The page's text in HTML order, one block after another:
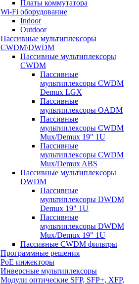
Платы коммутатора
Wi-Fi оборудование
Indoor
Outdoor
Пассивные мультиплексоры
CWDM\DWDM
Пассивные мультиплексоры
CWDM
Пассивные
мультиплексоры CWDM
Demux LGX
Пассивные
мультиплексоры OADM
Пассивные
мультиплексоры CWDM
Mux/Demux 19" 1U
Пассивные
мультиплексоры CWDM
Mux/Demux ABS
Пассивные мультиплексоры
DWDM
Пассивные
мультиплексоры DWDM
Demux 19" 1U
Пассивные
мультиплексоры DWDM
Mux/Demux 19" 1U
Пассивные CWDM фильтры
Программные решения
PoE инжекторы
Инверсные мультиплексоры
Модули оптические SFP, SFP+, XFP,